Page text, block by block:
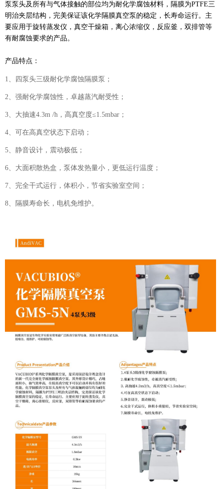
泵泵头及所有与气体接触的部位均为耐化学腐蚀材料，隔膜为PTFE三
明治夹层结构，完美保证该化学隔膜真空泵的稳定，长寿命运行。主
要应用于旋转蒸发仪，真空干燥箱，离心浓缩仪，反应釜，双排管等
有耐腐蚀要求的产品。
产品特点：
1、四泵头三级耐化学腐蚀隔膜泵；
2、强耐化学腐蚀性，卓越蒸汽耐受性；
3、大抽速4.3m /h，高真空度≤1.5mbar；
4、可在高真空状态下启动；
5、静音设计，震动极低；
6、大面积散热盒，泵体发热量小，更低运行温度；
7、完全干式运行，体积小，节省实验室空间；
8、隔膜寿命长，电机免维护。